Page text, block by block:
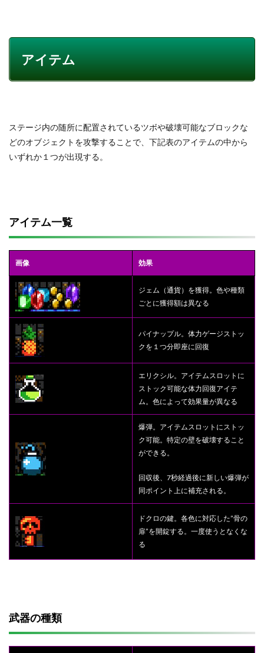
アイテム
ステージ内の随所に配置されているツボや破壊可能なブロックな
どのオブジェクトを攻撃することで、下記表のアイテムの中から
いずれか１つが出現する。
アイテム一覧
画像 効果
ジェム（通貨）を獲得。色や種類
ごとに獲得額は異なる
パイナップル。体力ゲージストッ
クを１つ分即座に回復
エリクシル。アイテムスロットに
ストック可能な体力回復アイテ
ム。色によって効果量が異なる
爆弾。アイテムスロットにストッ
ク可能。特定の壁を破壊すること
ができる。
回収後、7秒経過後に新しい爆弾が
同ポイント上に補充される。
ドクロの鍵。各色に対応した”骨の
扉”を開錠する。一度使うとなくな
る
武器の種類